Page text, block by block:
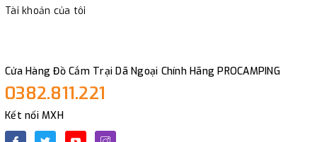
Tài khoản của tôi
Cửa Hàng Đồ Cắm Trại Dã Ngoại Chính Hãng PROCAMPING
0382.811.221
Kết nối MXH